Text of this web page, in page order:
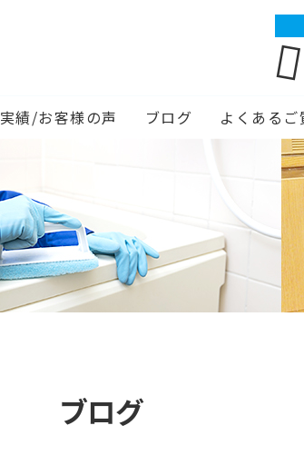
実績/お客様の声 ブログ よくあるご
ブログ